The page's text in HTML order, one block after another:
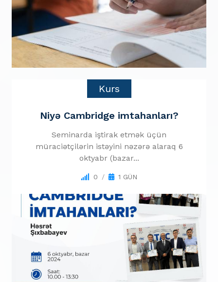
Kurs
Niyə Cambridge imtahanları?
Seminarda iştirak etmək üçün
müraciətçilərin istəyini nəzərə alaraq 6
oktyabr (bazar...
0 1 GÜN